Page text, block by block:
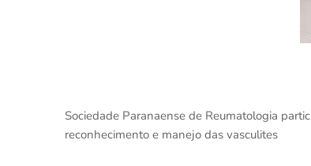
Sociedade Paranaense de Reumatologia
reconhecimento e manejo das vasculites